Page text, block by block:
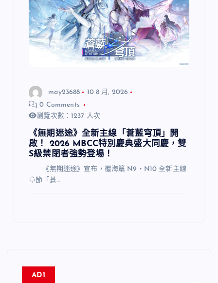
may23688
10 8 月, 2026
0 Comments
瀏覽次數：1237 人次
《無期迷途》全新主線「蒼藍穹頂」開
啟！ 2026 MBCC特別慶典盛大同慶，雙
S級禁閉者強勢登場！
《無期迷途》宣布，覆海篇 N9・N10 全新主線
章節「蒼…
AD1